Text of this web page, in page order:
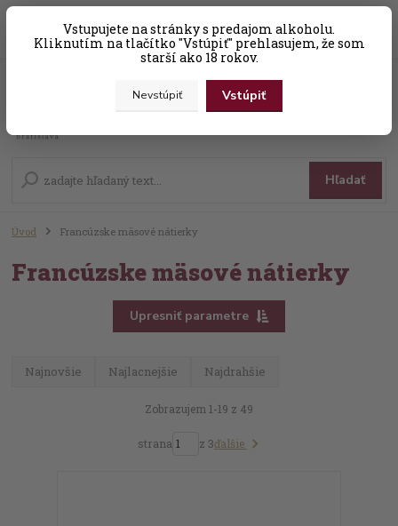
Vstupujete na stránky s predajom alkoholu.
Kliknutím na tlačítko "Vstúpiť" prehlasujem, že som
starší ako 18 rokov.
Nevstúpiť Vstúpiť
Hľadať
+421 (0) 31 56 25 377-8 za0,00 EUR
Úvod Francúzske mäsové nátierky
Francúzske mäsové nátierky
Upresniť parametre
Najnovšie Najlacnejšie Najdrahšie
Zobrazujem 1-19 z 49
strana z 3ďalšie